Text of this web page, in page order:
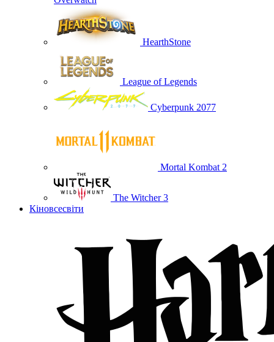
HearthStone
League of Legends
Cyberpunk 2077
Mortal Kombat 2
The Witcher 3
Кіновсесвіти